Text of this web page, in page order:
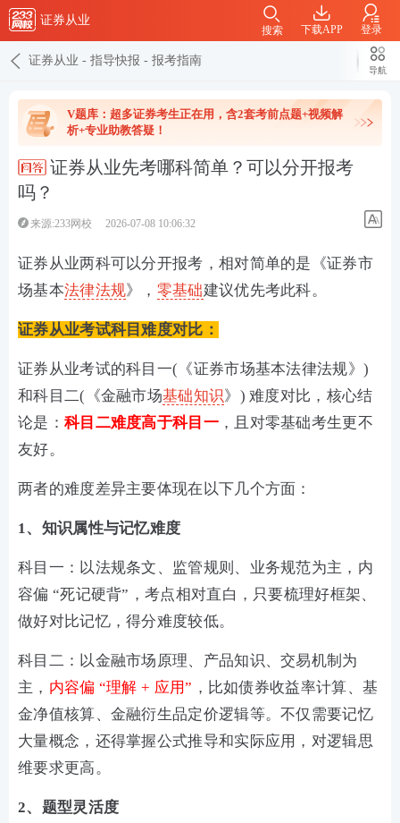
证券从业
下载APP 登录
搜索
证券从业 - 指导快报 - 报考指南
导航
V题库：超多证券考生正在用，含2套考前点题+视频解
析+专业助教答疑！
证券从业先考哪科简单？可以分开报考
吗？
来源:233网校 2026-07-08 10:06:32
证券从业两科‌可以分开报考‌，相对简单的是《‌证券市
场基本法律法规‌》， 零基础建议优先考此科。
证券从业考试科目难度对比：
证券从业考试的科目一(《证券市场基本法律法规》)
和科目二(《金融市场基础知识》) 难度对比，核心结
论是： 科目二难度高于科目一，且对零基础考生更不
友好。
两者的难度差异主要体现在以下几个方面：
1、知识属性与记忆难度
科目一：以法规条文、监管规则、业务规范为主，内
容偏 “死记硬背”，考点相对直白，只要梳理好框架、
做好对比记忆，得分难度较低。
科目二：以金融市场原理、产品知识、交易机制为
主， 内容偏 “理解 + 应用” ，比如债券收益率计算、基
金净值核算、金融衍生品定价逻辑等。不仅需要记忆
大量概念，还得掌握公式推导和实际应用，对逻辑思
维要求更高。
2、题型灵活度